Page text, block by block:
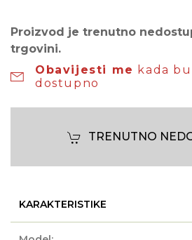
Proizvod je trenutno
trgovini.
Obavijesti me kada
dostupno
TRENUTNO
KARAKTERISTIKE